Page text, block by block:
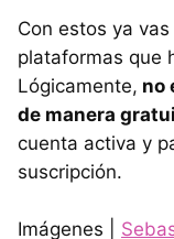
Con estos ya
plataformas que
Lógicamente, no
de manera
cuenta activa y
suscripción.
Imágenes |